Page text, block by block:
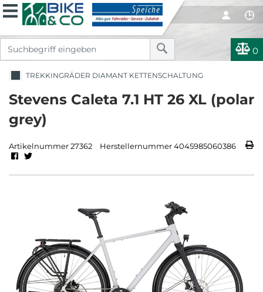
0
TREKKINGRÄDER DIAMANT KETTENSCHALTUNG
Stevens Caleta 7.1 HT 26 XL (polar
grey)
Artikelnummer 27362 Herstellernummer 4045985060386